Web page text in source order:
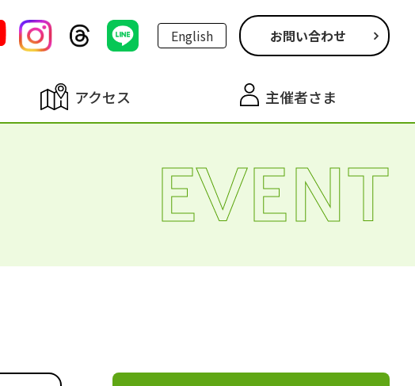
English お問い合わせ
アクセス 主催者さま
EVENT